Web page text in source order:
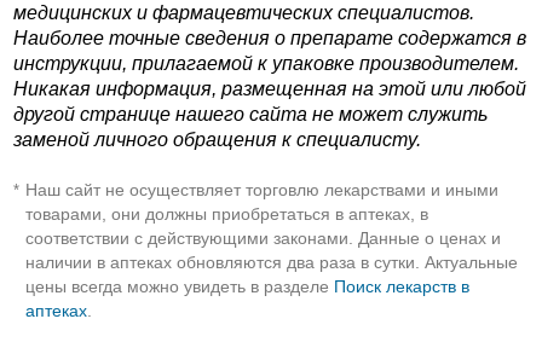
медицинских и фармацевтических специалистов.
Наиболее точные сведения о препарате содержатся в
инструкции, прилагаемой к упаковке производителем.
Никакая информация, размещенная на этой или любой
другой странице нашего сайта не может служить
заменой личного обращения к специалисту.
* Наш сайт не осуществляет торговлю лекарствами и иными
товарами, они должны приобретаться в аптеках, в
соответствии с действующими законами. Данные о ценах и
наличии в аптеках обновляются два раза в сутки. Актуальные
цены всегда можно увидеть в разделе Поиск лекарств в
аптеках.